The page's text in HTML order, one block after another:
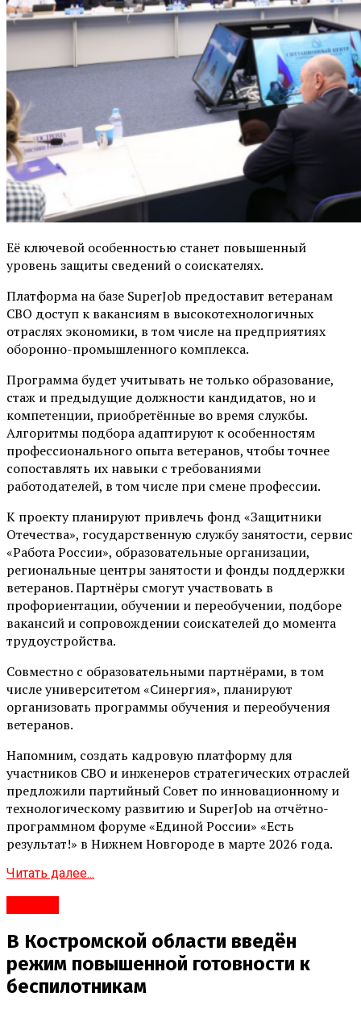
Её ключевой особенностью станет повышенный
уровень защиты сведений о соискателях.
Платформа на базе SuperJob предоставит ветеранам
СВО доступ к вакансиям в высокотехнологичных
отраслях экономики, в том числе на предприятиях
оборонно-промышленного комплекса.
Программа будет учитывать не только образование,
стаж и предыдущие должности кандидатов, но и
компетенции, приобретённые во время службы.
Алгоритмы подбора адаптируют к особенностям
профессионального опыта ветеранов, чтобы точнее
сопоставлять их навыки с требованиями
работодателей, в том числе при смене профессии.
К проекту планируют привлечь фонд «Защитники
Отечества», государственную службу занятости, сервис
«Работа России», образовательные организации,
региональные центры занятости и фонды поддержки
ветеранов. Партнёры смогут участвовать в
профориентации, обучении и переобучении, подборе
вакансий и сопровождении соискателей до момента
трудоустройства.
Совместно с образовательными партнёрами, в том
числе университетом «Синергия», планируют
организовать программы обучения и переобучения
ветеранов.
Напомним, создать кадровую платформу для
участников СВО и инженеров стратегических отраслей
предложили партийный Совет по инновационному и
технологическому развитию и SuperJob на отчётно-
программном форуме «Единой России» «Есть
результат!» в Нижнем Новгороде в марте 2026 года.
Читать далее...
В Костромской области введён
режим повышенной готовности к
беспилотникам